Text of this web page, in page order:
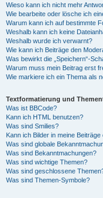
Wieso kann ich nicht mehr
Wie bearbeite oder lösche ich
Warum kann ich auf bestimmte
Weshalb kann ich keine
Weshalb wurde ich verwarnt?
Wie kann ich Beiträge den
Was bewirkt die „Speichern“-
Warum muss mein Beitrag erst
Wie markiere ich ein Thema als
Textformatierung und
Was ist BBCode?
Kann ich HTML benutzen?
Was sind Smilies?
Kann ich Bilder in meine Beiträge
Was sind globale
Was sind Bekanntmachungen?
Was sind wichtige Themen?
Was sind geschlossene
Was sind Themen-Symbole?